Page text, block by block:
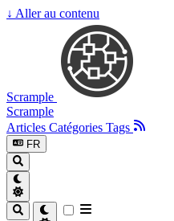
↓ Aller au contenu
Scrample
Scrample
Articles Catégories Tags
FR